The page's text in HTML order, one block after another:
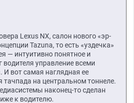
Lexus NX, салон нового «эр-
Tazuna, то есть «уздечка»
— интуитивно понятное и
водителя управление всеми
вот самая наглядная ее
тачпада на центральном тоннеле.
наконец-то сделан
к водителю.